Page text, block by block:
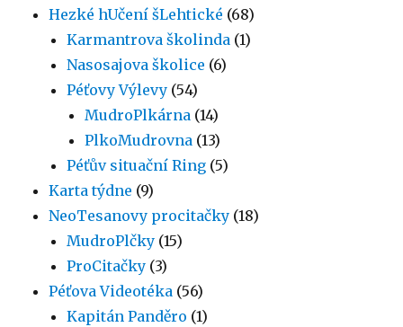
Hezké hUčení šLehtické (68)
Karmantrova školinda (1)
Nasosajova školice (6)
Péťovy Výlevy (54)
MudroPlkárna (14)
PlkoMudrovna (13)
Péťův situační Ring (5)
Karta týdne (9)
NeoTesanovy procitačky (18)
MudroPlčky (15)
ProCitačky (3)
Péťova Videotéka (56)
Kapitán Panděro (1)